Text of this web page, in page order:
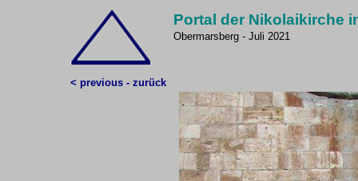
Portal der Nikolaikirche
Obermarsberg - Juli 2021
< previous - zurück